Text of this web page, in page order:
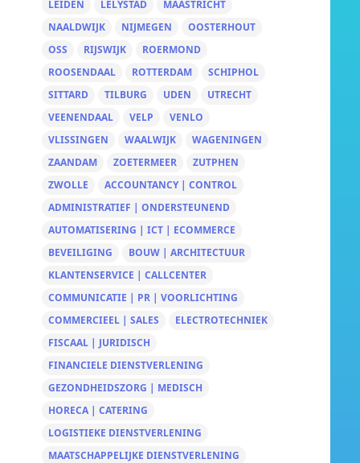
LEIDEN
LELYSTAD
MAASTRICHT
NAALDWIJK
NIJMEGEN
OOSTERHOUT
OSS
RIJSWIJK
ROERMOND
ROOSENDAAL
ROTTERDAM
SCHIPHOL
SITTARD
TILBURG UDEN
UTRECHT
VEENENDAAL
VELP
VENLO
VLISSINGEN
WAALWIJK
WAGENINGEN
ZAANDAM
ZOETERMEER
ZUTPHEN
ZWOLLE
ACCOUNTANCY | CONTROL
ADMINISTRATIEF | ONDERSTEUNEND
AUTOMATISERING | ICT | ECOMMERCE
BEVEILIGING
BOUW | ARCHITECTUUR
KLANTENSERVICE | CALLCENTER
COMMUNICATIE | PR | VOORLICHTING
COMMERCIEEL | SALES
ELECTROTECHNIEK
FISCAAL | JURIDISCH
FINANCIELE DIENSTVERLENING
GEZONDHEIDSZORG | MEDISCH
HORECA | CATERING
LOGISTIEKE DIENSTVERLENING
MAATSCHAPPELIJKE DIENSTVERLENING